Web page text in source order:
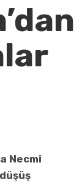
Necmi